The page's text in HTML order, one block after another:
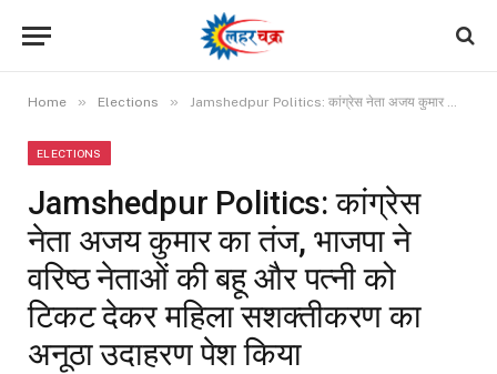
Home » Elections » Jamshedpur Politics: कांग्रेस नेता अजय कुमार का तंज, भाजपा ने वरिष्ठ नेताओं की बहू और पत्नी को टिकट देकर महिला सशक्तीकरण का अनूठा उदाहरण पेश किया
ELECTIONS
Jamshedpur Politics: कांग्रेस
नेता अजय कुमार का तंज, भाजपा ने
वरिष्ठ नेताओं की बहू और पत्नी को
टिकट देकर महिला सशक्तीकरण का
अनूठा उदाहरण पेश किया